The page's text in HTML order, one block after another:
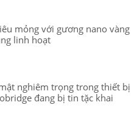
mỏng với gương nano vàng
linh hoạt
nghiêm trọng trong thiết bị
đang bị tin tặc khai